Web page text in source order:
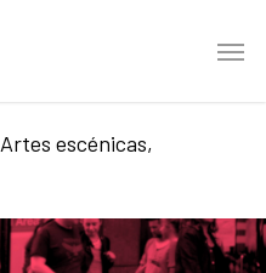
Menu
Artes escénicas,